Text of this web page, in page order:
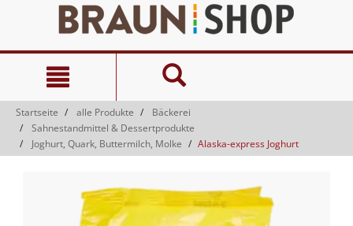
springen
Navigationsmenü
springen
Startseite alle Produkte
Bäckerei
Sahnestandmittel & Dessertprodukte
Joghurt, Quark, Buttermilch, Molke
Alaska-express Joghurt